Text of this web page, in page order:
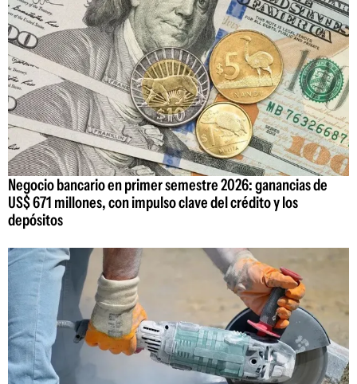
Negocio bancario en primer semestre 2026: ganancias de
US$ 671 millones, con impulso clave del crédito y los
depósitos